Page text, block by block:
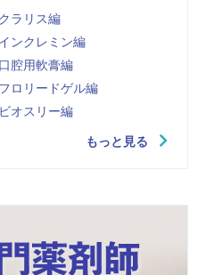
ラリス編
ンクレミン編
腔用軟膏編
ロリードゲル編
オスリー編
もっと見る